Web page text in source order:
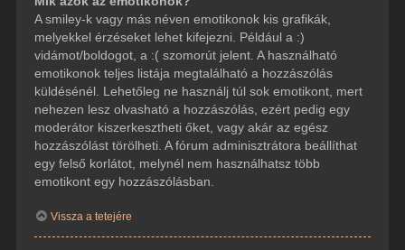
A smiley-k vagy más néven emotikonok kis grafikák,
melyekkel érzéseket lehet kifejezni. Például a :)
vidámot/boldogot, a :( szomorút jelent. A használható
emotikonok teljes listája megtalálható a hozzászólás
küldésénél. Lehetőleg ne használj túl sok emotikont, mert
nehezen lesz olvasható a hozzászólás, ezért pedig egy
moderátor kiszerkesztheti őket, vagy akár az egész
hozzászólást törölheti. A fórum adminisztrátora beállíthat
egy felső korlátot, melynél nem használhatsz több
emotikont egy hozzászólásban.
Vissza a tetejére